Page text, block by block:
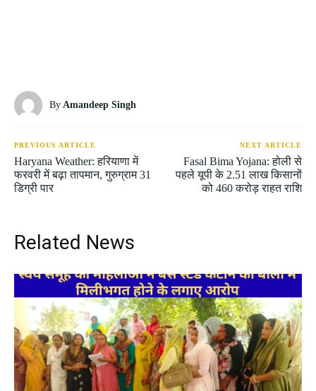
By Amandeep Singh
PREVIOUS ARTICLE
Haryana Weather: हरियाणा में
फरवरी में बढ़ा तापमान, गुरुग्राम 31
डिग्री पार
NEXT ARTICLE
Fasal Bima Yojana: होली से
पहले यूपी के 2.51 लाख किसानों
को 460 करोड़ राहत राशि
Related News